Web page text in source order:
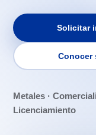
Solicitar
Conocer
Metales ·
Licenciamiento